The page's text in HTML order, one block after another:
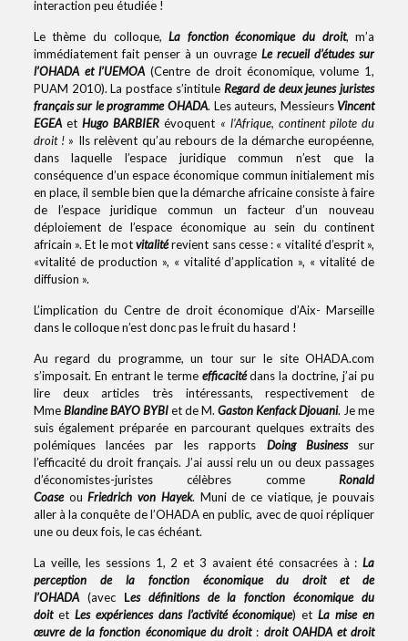
interaction peu étudiée !
Le thème du colloque,La fonction économique du droit, m’a
immédiatement fait penser à un ouvrageLe recueil d’études sur
l’OHADA et l’UEMOA (Centre de droit économique, volume 1,
PUAM 2010). La postface s’intitule Regard de deux jeunes juristes
français sur le programme OHADA. Les auteurs, Messieurs Vincent
EGEAetHugo BARBIER évoquent « l’Afrique, continent pilote du
droit ! » Ils relèvent qu’au rebours de la démarche européenne,
dans laquelle l’espace juridique commun n’est que la
conséquence d’un espace économique commun initialement mis
en place, il semble bien que la démarche africaine consiste à faire
de l’espace juridique commun un facteur d’un nouveau
déploiement de l’espace économique au sein du continent
africain ». Et le motvitalitérevient sans cesse : « vitalité d’esprit »,
«vitalité de production », « vitalité d’application », « vitalité de
diffusion ».
L’implication du Centre de droit économique d’Aix- Marseille
dans le colloque n’est donc pas le fruit du hasard !
Au regard du programme, un tour sur le site OHADA.com
s’imposait. En entrant le terme efficacitédans la doctrine, j’ai pu
lire deux articles très intéressants, respectivement de
MmeBlandine BAYO BYBIet de M.Gaston Kenfack Djouani. Je me
suis également préparée en parcourant quelques extraits des
polémiques lancées par les rapports Doing Businesssur
l’efficacité du droit français. J’ai aussi relu un ou deux passages
d’économistes-juristes célèbres commeRonald
CoaseouFriedrich von Hayek. Muni de ce viatique, je pouvais
aller à la conquête de l’OHADA en public, avec de quoi répliquer
une ou deux fois, le cas échéant.
La veille, les sessions 1, 2 et 3 avaient été consacrées à :La
perception de la fonction économique du droit et de
l’OHADA(avec Les définitions de la fonction économique du
doitet Les expériences dans l’activité économique) etLa mise en
œuvre de la fonction économique du droit : droit OAHDA et droit